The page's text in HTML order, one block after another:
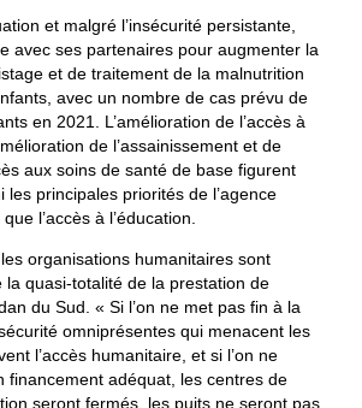
et malgré l’insécurité persistante,
avec ses partenaires pour augmenter la
et de traitement de la malnutrition
avec un nombre de cas prévu de
en 2021. L’amélioration de l’accès à
de l’assainissement et de
aux soins de santé de base figurent
les principales priorités de l’agence
l’accès à l’éducation.
les organisations humanitaires sont
la quasi-totalité de la prestation de
du Sud. « Si l’on ne met pas fin à la
omniprésentes qui menacent les
l’accès humanitaire, et si l’on ne
financement adéquat, les centres de
seront fermés, les puits ne seront pas